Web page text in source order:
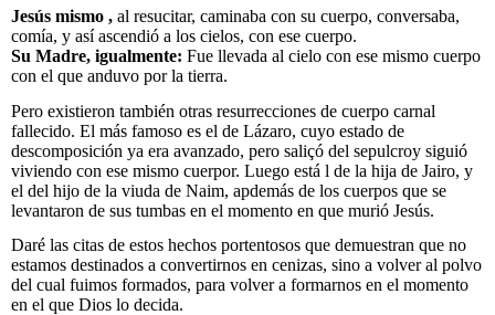
Jesús mismo , al resucitar, caminaba con su cuerpo, conversaba,
comía, y así ascendió a los cielos, con ese cuerpo.
Su Madre, igualmente: Fue llevada al cielo con ese mismo cuerpo
con el que anduvo por la tierra.
Pero existieron también otras resurrecciones de cuerpo carnal
fallecido. El más famoso es el de Lázaro, cuyo estado de
descomposición ya era avanzado, pero saliçó del sepulcroy siguió
viviendo con ese mismo cuerpor. Luego está l de la hija de Jairo, y
el del hijo de la viuda de Naim, apdemás de los cuerpos que se
levantaron de sus tumbas en el momento en que murió Jesús.
Daré las citas de estos hechos portentosos que demuestran que no
estamos destinados a convertirnos en cenizas, sino a volver al polvo
del cual fuimos formados, para volver a formarnos en el momento
en el que Dios lo decida.